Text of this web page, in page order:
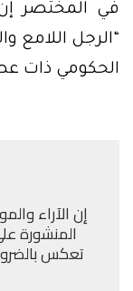
في المختصر
“الرجل اللامع
الحكومي ذات
إن الآراء
المنشورة
تعكس